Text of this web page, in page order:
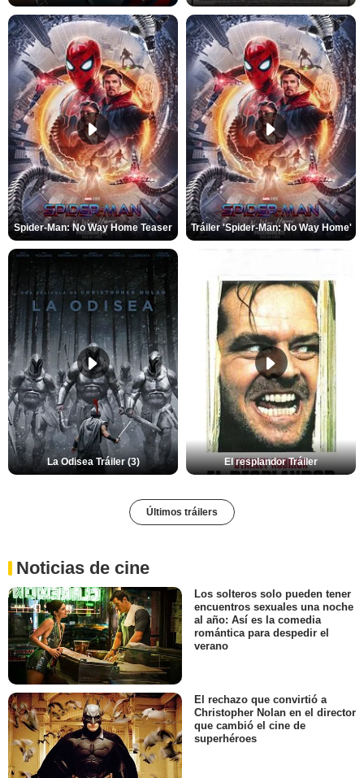
Spider-Man: No Way Home Teaser Tráiler 'Spider-Man: No Way Home'
La Odisea Tráiler (3) El resplandor Tráiler
Últimos tráilers
Noticias de cine
Los solteros solo pueden tener
encuentros sexuales una noche
al año: Así es la comedia
romántica para despedir el
verano
El rechazo que convirtió a
Christopher Nolan en el director
que cambió el cine de
superhéroes